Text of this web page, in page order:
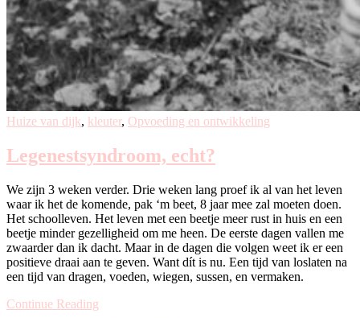
Huize van dijk, kleuter, Opvoeding en ontwikkeling
Legenestsyndroom, echt?
We zijn 3 weken verder. Drie weken lang proef ik al van het leven
waar ik het de komende, pak ‘m beet, 8 jaar mee zal moeten doen.
Het schoolleven. Het leven met een beetje meer rust in huis en een
beetje minder gezelligheid om me heen. De eerste dagen vallen me
zwaarder dan ik dacht. Maar in de dagen die volgen weet ik er een
positieve draai aan te geven. Want dít is nu. Een tijd van loslaten na
een tijd van dragen, voeden, wiegen, sussen, en vermaken.
Continue Reading